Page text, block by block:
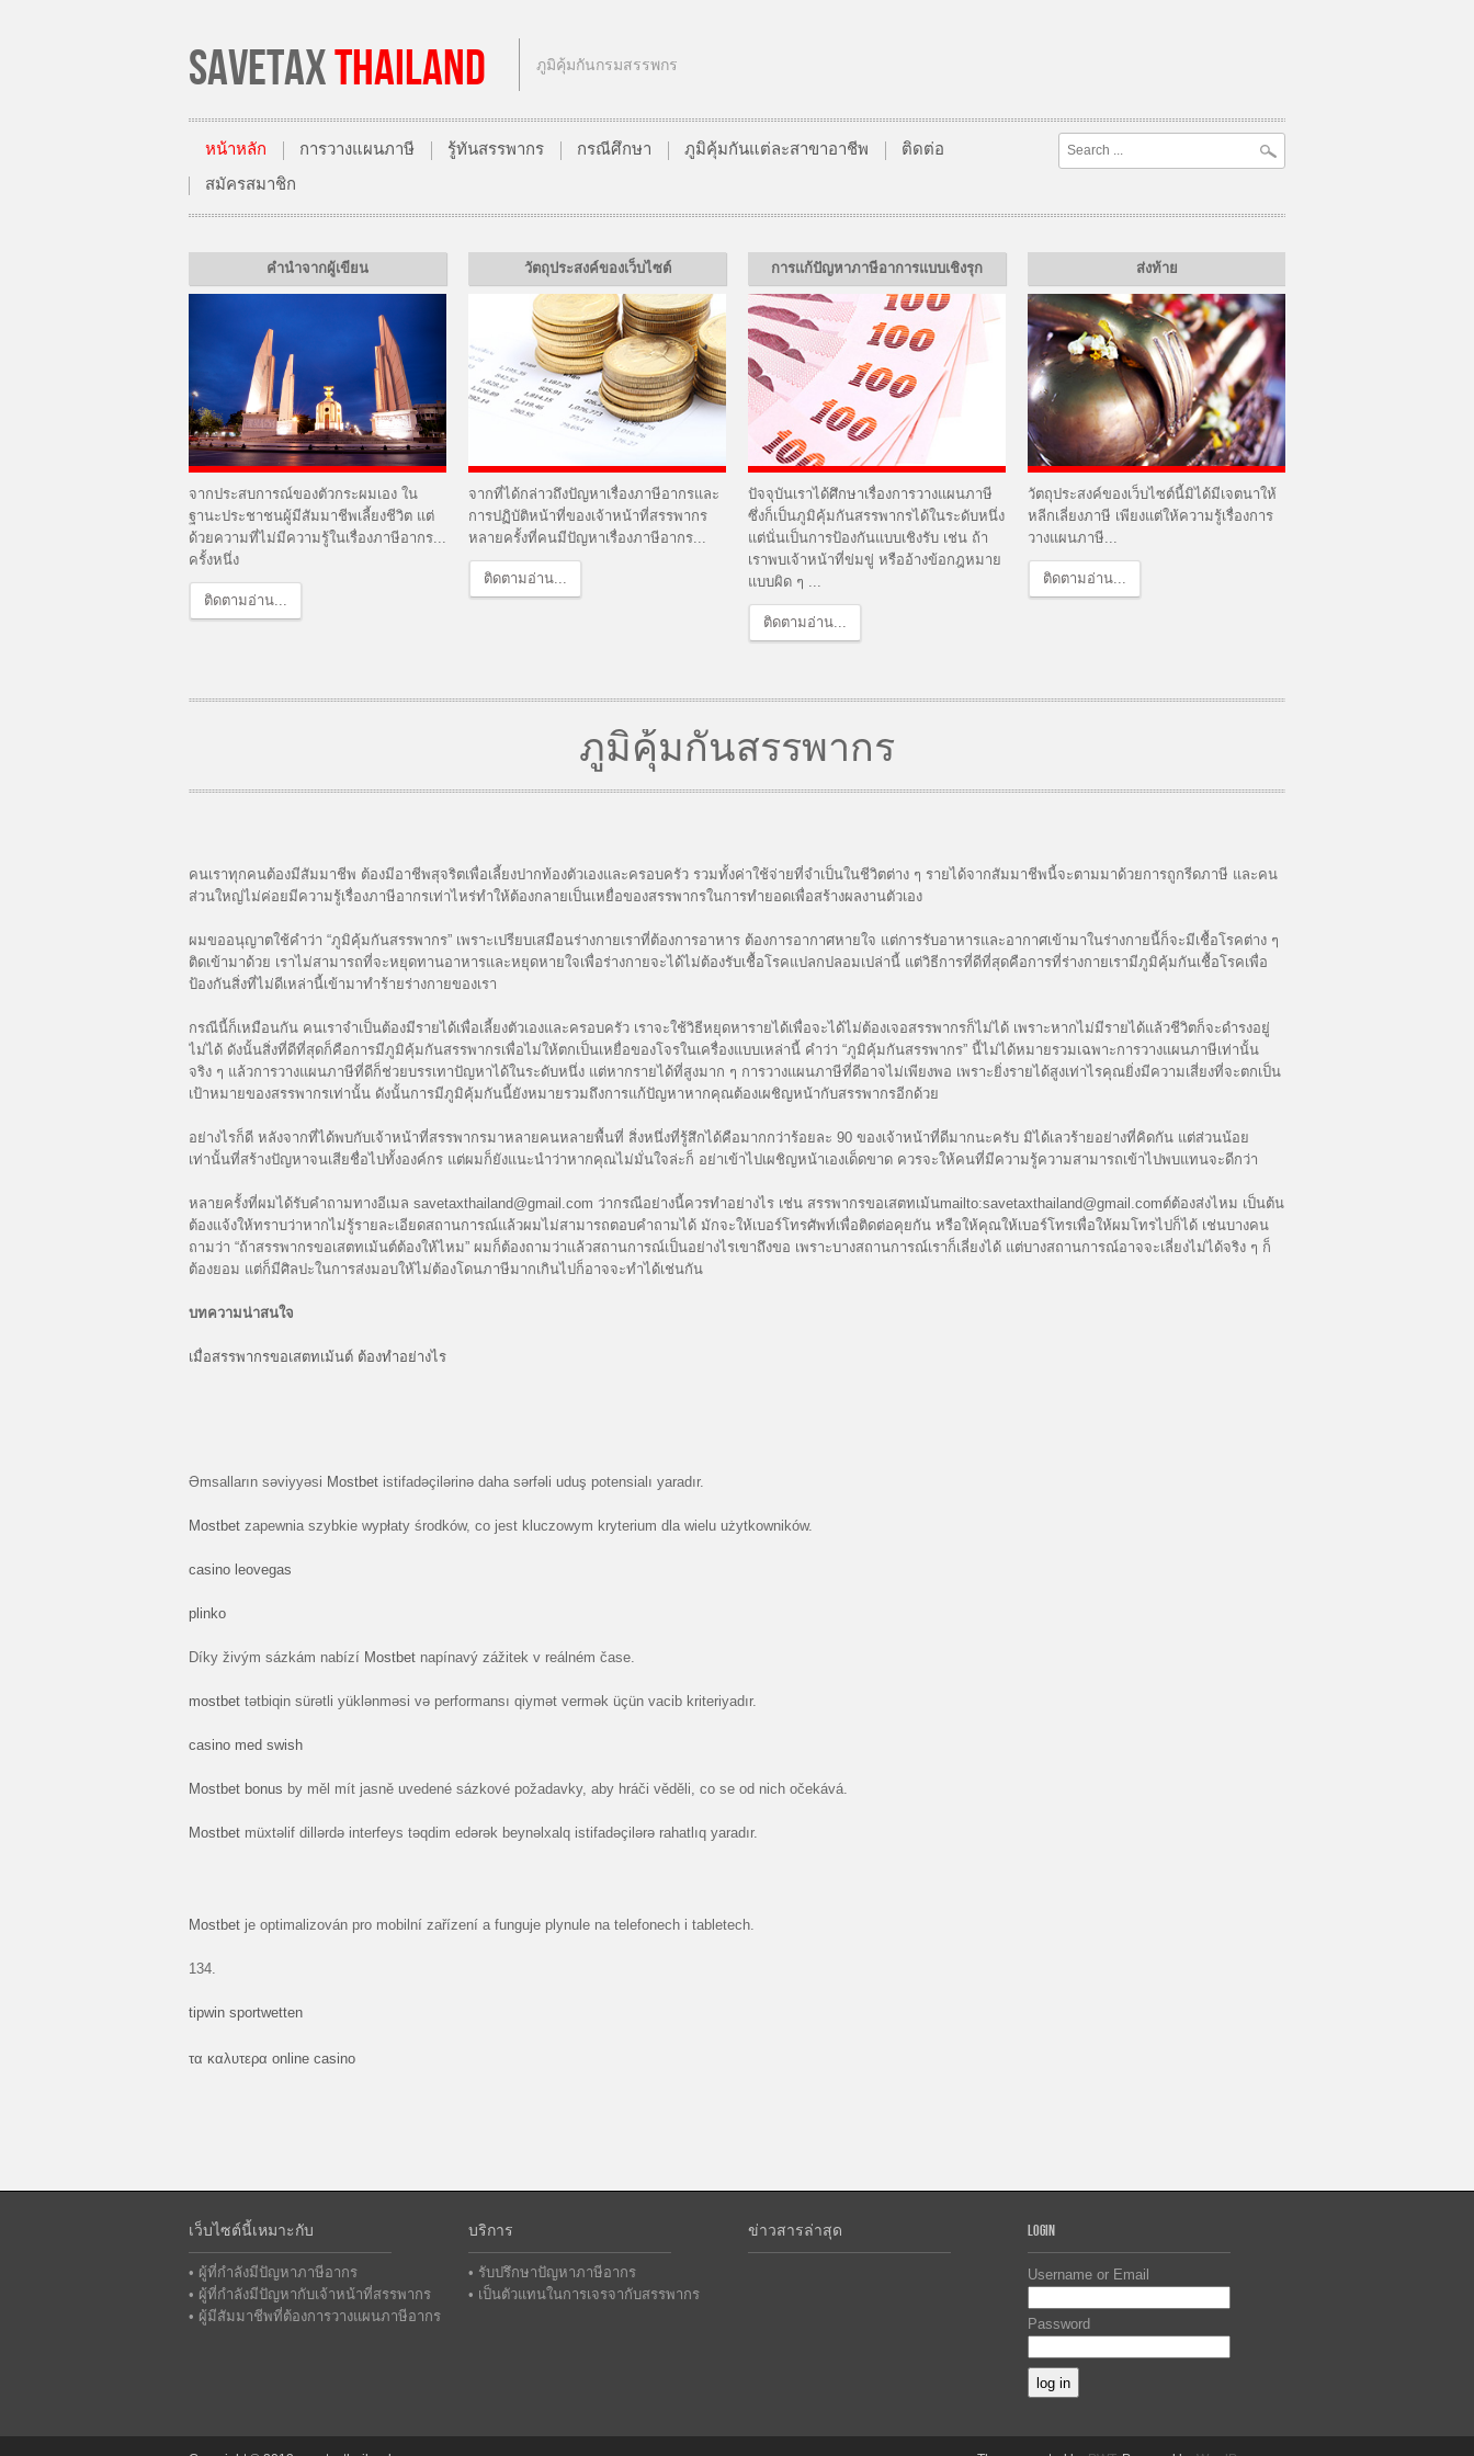
SAVETAXTHAILAND ภูมิคุ้มกันกรมสรรพกร
หน้าหลัก การวางแผนภาษี รู้ทันสรรพากร กรณีศึกษา ภูมิคุ้มกันแต่ละสาขาอาชีพ
ติดต่อ
สมัครสมาชิก
คำนำจากผู้เขียน
จากประสบการณ์ของตัวกระผมเอง ใน
ฐานะประชาชนผู้มีสัมมาชีพเลี้ยงชีวิต แต่
ด้วยความที่ไม่มีความรู้ในเรื่องภาษีอากร...
ครั้งหนึ่ง
ติดตามอ่าน...
วัตถุประสงค์ของเว็บไซต์
จากที่ได้กล่าวถึงปัญหาเรื่องภาษีอากรและ
การปฏิบัติหน้าที่ของเจ้าหน้าที่สรรพากร
หลายครั้งที่คนมีปัญหาเรื่องภาษีอากร...
ติดตามอ่าน...
การแก้ปัญหาภาษีอาการแบบเชิงรุก
ปัจจุบันเราได้ศึกษาเรื่องการวางแผนภาษี
ซึ่งก็เป็นภูมิคุ้มกันสรรพากรได้ในระดับหนึ่ง
แต่นั่นเป็นการป้องกันแบบเชิงรับ เช่น ถ้า
เราพบเจ้าหน้าที่ข่มขู่ หรืออ้างข้อกฎหมาย
แบบผิด ๆ ...
ติดตามอ่าน...
ส่งท้าย
วัตถุประสงค์ของเว็บไซต์นี้มิได้มีเจตนาให้
หลีกเลี่ยงภาษี เพียงแต่ให้ความรู้เรื่องการ
วางแผนภาษี...
ติดตามอ่าน...
ภูมิคุ้มกันสรรพากร
คนเราทุกคนต้องมีสัมมาชีพ ต้องมีอาชีพสุจริตเพื่อเลี้ยงปากท้องตัวเองและครอบครัว รวมทั้งค่าใช้จ่ายที่จำเป็นในชีวิตต่าง ๆ รายได้จากสัมมาชีพนี้จะตามมาด้วยการถูกรีดภาษี และคน
ส่วนใหญ่ไม่ค่อยมีความรู้เรื่องภาษีอากรเท่าไหร่ทำให้ต้องกลายเป็นเหยื่อของสรรพากรในการทำยอดเพื่อสร้างผลงานตัวเอง
ผมขออนุญาตใช้คำว่า “ภูมิคุ้มกันสรรพากร” เพราะเปรียบเสมือนร่างกายเราที่ต้องการอาหาร ต้องการอากาศหายใจ แต่การรับอาหารและอากาศเข้ามาในร่างกายนี้ก็จะมีเชื้อโรคต่าง ๆ
ติดเข้ามาด้วย เราไม่สามารถที่จะหยุดทานอาหารและหยุดหายใจเพื่อร่างกายจะได้ไม่ต้องรับเชื้อโรคแปลกปลอมเปล่านี้ แต่วิธีการที่ดีที่สุดคือการที่ร่างกายเรามีภูมิคุ้มกันเชื้อโรคเพื่อ
ป้องกันสิ่งที่ไม่ดีเหล่านี้เข้ามาทำร้ายร่างกายของเรา
กรณีนี้ก็เหมือนกัน คนเราจำเป็นต้องมีรายได้เพื่อเลี้ยงตัวเองและครอบครัว เราจะใช้วิธีหยุดหารายได้เพื่อจะได้ไม่ต้องเจอสรรพากรก็ไม่ได้ เพราะหากไม่มีรายได้แล้วชีวิตก็จะดำรงอยู่
ไม่ได้ ดังนั้นสิ่งที่ดีที่สุดก็คือการมีภูมิคุ้มกันสรรพากรเพื่อไม่ให้ตกเป็นเหยื่อของโจรในเครื่องแบบเหล่านี้ คำว่า “ภูมิคุ้มกันสรรพากร” นี้ไม่ได้หมายรวมเฉพาะการวางแผนภาษีเท่านั้น
จริง ๆ แล้วการวางแผนภาษีที่ดีก็ช่วยบรรเทาปัญหาได้ในระดับหนึ่ง แต่หากรายได้ที่สูงมาก ๆ การวางแผนภาษีที่ดีอาจไม่เพียงพอ เพราะยิ่งรายได้สูงเท่าไรคุณยิ่งมีความเสี่ยงที่จะตกเป็น
เป้าหมายของสรรพากรเท่านั้น ดังนั้นการมีภูมิคุ้มกันนี้ยังหมายรวมถึงการแก้ปัญหาหากคุณต้องเผชิญหน้ากับสรรพากรอีกด้วย
อย่างไรก็ดี หลังจากที่ได้พบกับเจ้าหน้าที่สรรพากรมาหลายคนหลายพื้นที่ สิ่งหนึ่งที่รู้สึกได้คือมากกว่าร้อยละ 90 ของเจ้าหน้าที่ดีมากนะครับ มิได้เลวร้ายอย่างที่คิดกัน แต่ส่วนน้อย
เท่านั้นที่สร้างปัญหาจนเสียชื่อไปทั้งองค์กร แต่ผมก็ยังแนะนำว่าหากคุณไม่มั่นใจล่ะก็ อย่าเข้าไปเผชิญหน้าเองเด็ดขาด ควรจะให้คนที่มีความรู้ความสามารถเข้าไปพบแทนจะดีกว่า
หลายครั้งที่ผมได้รับคำถามทางอีเมล savetaxthailand@gmail.com ว่ากรณีอย่างนี้ควรทำอย่างไร เช่น สรรพากรขอเสตทเม้นmailto:savetaxthailand@gmail.comต์ต้องส่งไหม เป็นต้น
ต้องแจ้งให้ทราบว่าหากไม่รู้รายละเอียดสถานการณ์แล้วผมไม่สามารถตอบคำถามได้ มักจะให้เบอร์โทรศัพท์เพื่อติดต่อคุยกัน หรือให้คุณให้เบอร์โทรเพื่อให้ผมโทรไปก็ได้ เช่นบางคน
ถามว่า “ถ้าสรรพากรขอเสตทเม้นต์ต้องให้ไหม” ผมก็ต้องถามว่าแล้วสถานการณ์เป็นอย่างไรเขาถึงขอ เพราะบางสถานการณ์เราก็เลี่ยงได้ แต่บางสถานการณ์อาจจะเลี่ยงไม่ได้จริง ๆ ก็
ต้องยอม แต่ก็มีศิลปะในการส่งมอบให้ไม่ต้องโดนภาษีมากเกินไปก็อาจจะทำได้เช่นกัน
บทความน่าสนใจ
เมื่อสรรพากรขอเสตทเม้นต์ ต้องทำอย่างไร
Əmsalların səviyyəsi Mostbet istifadəçilərinə daha sərfəli uduş potensialı yaradır.
Mostbet zapewnia szybkie wypłaty środków, co jest kluczowym kryterium dla wielu użytkowników.
casino leovegas
plinko
Díky živým sázkám nabízí Mostbet napínavý zážitek v reálném čase.
mostbet tətbiqin sürətli yüklənməsi və performansı qiymət vermək üçün vacib kriteriyadır.
casino med swish
Mostbet bonus by měl mít jasně uvedené sázkové požadavky, aby hráči věděli, co se od nich očekává.
Mostbet müxtəlif dillərdə interfeys təqdim edərək beynəlxalq istifadəçilərə rahatlıq yaradır.
Mostbet je optimalizován pro mobilní zařízení a funguje plynule na telefonech i tabletech.
134.
tipwin sportwetten
лото клуб онлайн
loto37 club
τα καλυτερα online casino
เว็บไซต์นี้เหมาะกับ
• ผู้ที่กำลังมีปัญหาภาษีอากร
• ผู้ที่กำลังมีปัญหากับเจ้าหน้าที่สรรพากร
• ผู้มีสัมมาชีพที่ต้องการวางแผนภาษีอากร
บริการ
• รับปรึกษาปัญหาภาษีอากร
• เป็นตัวแทนในการเจรจากับสรรพากร
ข่าวสารล่าสุด LOGIN
Username or Email
Password